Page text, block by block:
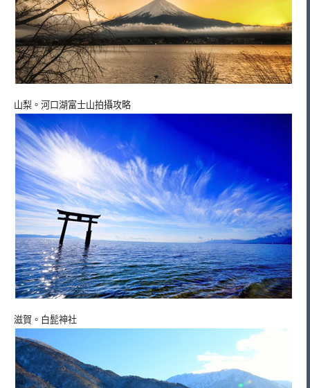
山梨。河口湖富士山拍攝攻略
滋賀。白髭神社